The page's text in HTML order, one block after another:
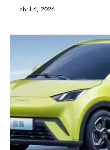
abril 6, 2026